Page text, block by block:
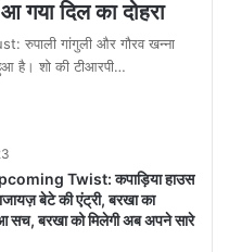
गया दिल का दोहरा
गांगुली और गौरव खन्ना
हुआ है। शो की टीआरपी…
Twist: कपाड़िया हाउस
बेटे की एंट्री, बरखा का
सच, बरखा को मिलेगी अब अपने सारे